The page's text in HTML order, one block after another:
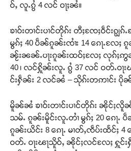
ဝ်ႇ လူႉၵွႆ 4 လင် ဝႃႈၼႆ။
ၶၢဝ်းတၢင်းပၢင်တိုၵ်း တီႈၸႄႈဝဵင်းၵျွ
မွၵ်ႈ 40 ပဵၼ်ၵူၼ်းၸၢႆး 14 ၵေႃႉလႄႈ ၵူ
ၼႂ်းၼၼ်ႉပႃးၵူၼ်းထဝ်ႈလႄႈ လုၵ်ႈဢွၼ်
40 ၊ လင်ႁိူၼ်းလူႉ ၵွႆ 37 လင် ဝတ်ႉဝႃ
င်းႁဵၼ်း 2 လင်ၼႆ – သိုၵ်းတဢၢင်း ပို
မိူၼ်ၼႆ ၶၢဝ်းတၢင်းပၢင်တိုၵ်း ၼိုင်ႈ
သမ်ႉ ၵူၼ်းမိူင်းလူႉတၢႆ မွၵ်ႈ 20 ၵေႃႉ
ၵူၼ်းယိင်း 8 ၵေႃႉ မၢတ်ႇၸဵပ်းထႅင်ႈ 4 ၵ
ဝတ်ႉ ဝႃးၽႃသိူဝ်ႇ ၼိုင်ႈလင်လႄႈ ႁူင်း